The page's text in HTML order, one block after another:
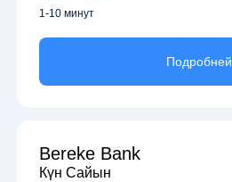
1-10 минут
Подробней
Bereke Bank
Күн Сайын